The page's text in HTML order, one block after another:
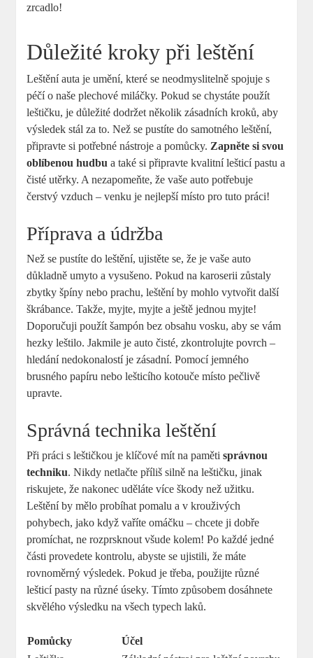
zrcadlo!
Důležité kroky při leštění
Leštění auta je umění, které se neodmyslitelně spojuje s
péčí o naše plechové miláčky. Pokud se chystáte použít
leštičku, je důležité dodržet několik zásadních kroků, aby
výsledek stál za to. Než se pustíte do samotného leštění,
připravte si potřebné nástroje a pomůcky. Zapněte si svou
oblíbenou hudbu a také si připravte kvalitní lešticí pastu a
čisté utěrky. A nezapomeňte, že vaše auto potřebuje
čerstvý vzduch – venku je nejlepší místo pro tuto práci!
Příprava a údržba
Než se pustíte do leštění, ujistěte se, že je vaše auto
důkladně umyto a vysušeno. Pokud na karoserii zůstaly
zbytky špíny nebo prachu, leštění by mohlo vytvořit další
škrábance. Takže, myjte, myjte a ještě jednou myjte!
Doporučuji použít šampón bez obsahu vosku, aby se vám
hezky leštilo. Jakmile je auto čisté, zkontrolujte povrch –
hledání nedokonalostí je zásadní. Pomocí jemného
brusného papíru nebo lešticího kotouče místo pečlivě
upravte.
Správná technika leštění
Při práci s leštičkou je klíčové mít na pamětisprávnou
techniku. Nikdy netlačte příliš silně na leštičku, jinak
riskujete, že nakonec uděláte více škody než užitku.
Leštění by mělo probíhat pomalu a v krouživých
pohybech, jako když vaříte omáčku – chcete ji dobře
promíchat, ne rozprsknout všude kolem! Po každé jedné
části provedete kontrolu, abyste se ujistili, že máte
rovnoměrný výsledek. Pokud je třeba, použijte různé
lešticí pasty na různé úseky. Tímto způsobem dosáhnete
skvělého výsledku na všech typech laků.
Pomůcky
Účel